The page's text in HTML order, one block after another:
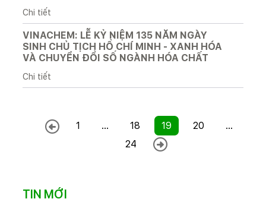
Chi tiết
VINACHEM: LỄ KỶ NIỆM 135 NĂM NGÀY
SINH CHỦ TỊCH HỒ CHÍ MINH - XANH HÓA
VÀ CHUYỂN ĐỔI SỐ NGÀNH HÓA CHẤT
Chi tiết
1 ... 18 19 20
...
24
TIN MỚI